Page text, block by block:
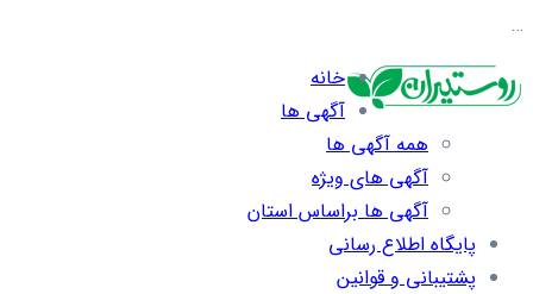
…
خانه
آگهی ها
همه آگهی ها
آگهی های ویژه
آگهی ها براساس استان
پایگاه اطلاع رسانی
پشتیبانی و قوانین